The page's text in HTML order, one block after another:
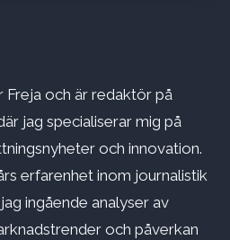
Freja och är redaktör på
jag specialiserar mig på
och innovation.
erfarenhet inom journalistik
ingående analyser av
och påverkan